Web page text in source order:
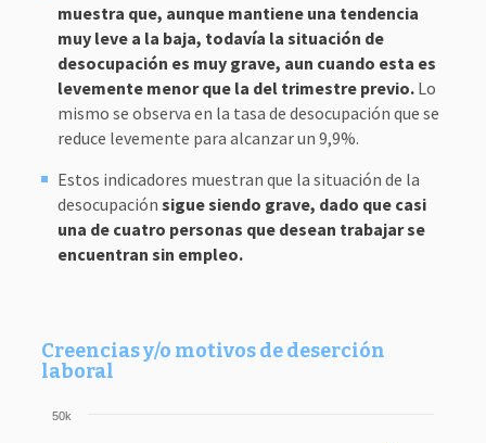
muestra que, aunque mantiene una tendencia
muy leve a la baja, todavía la situación de
desocupación es muy grave, aun cuando esta es
levemente menor que la del trimestre previo.Lo
mismo se observa en la tasa de desocupación que se
reduce levemente para alcanzar un 9,9%.
Estos indicadores muestran que la situación de la
desocupación sigue siendo grave, dado que casi
una de cuatro personas que desean trabajar se
encuentran sin empleo.
Creencias y/o motivos de deserción
laboral
50k